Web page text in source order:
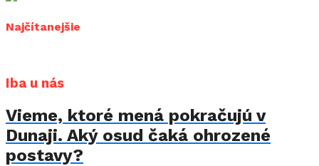
Najčítanejšie
Iba u nás
Vieme, ktoré mená pokračujú v
Dunaji. Aký osud čaká ohrozené
postavy?